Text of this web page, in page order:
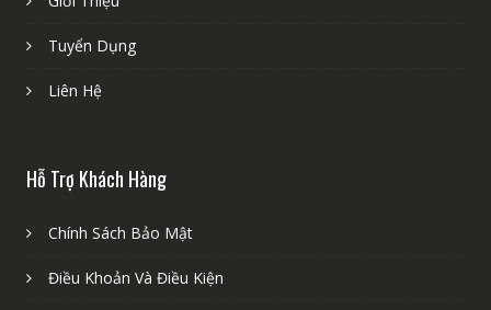
Tuyển Dụng
Liên Hệ
Hỗ Trợ Khách Hàng
Chính Sách Bảo Mật
Điều Khoản Và Điều Kiện